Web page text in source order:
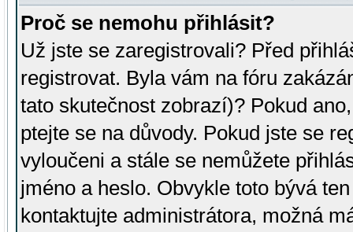
Proč se nemohu přihlásit?
Už jste se zaregistrovali? Před
registrovat. Byla vám na fóru
tato skutečnost zobrazí)? Pokud
ptejte se na důvody. Pokud jste se
vyloučeni a stále se nemůžete
jméno a heslo. Obvykle toto bývá
kontaktujte administrátora, možná